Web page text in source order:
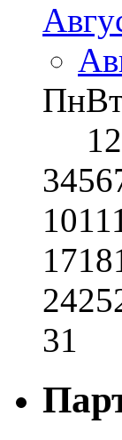
Пн
12
3456
1011
1718
2425
31